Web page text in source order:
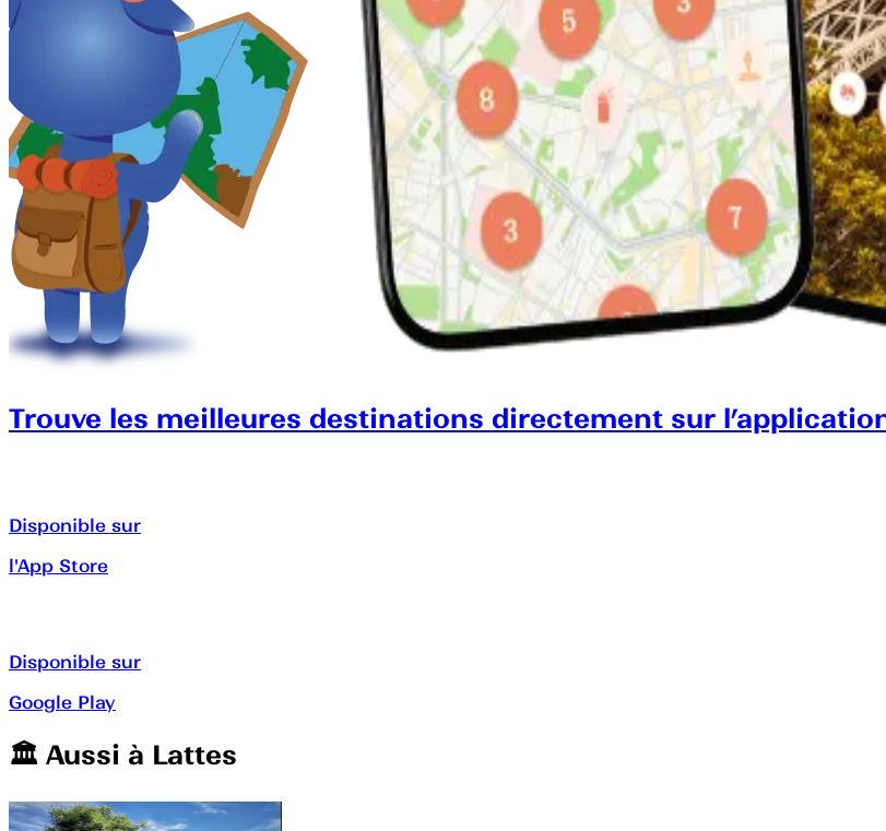
Trouve les meilleures destinations directement sur
Disponible sur
l'App Store
Disponible sur
Google Play
🏛️️ Aussi à Lattes